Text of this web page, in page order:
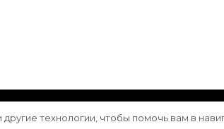
защищены. Vilva | Разработана
технологии, чтобы помочь вам в